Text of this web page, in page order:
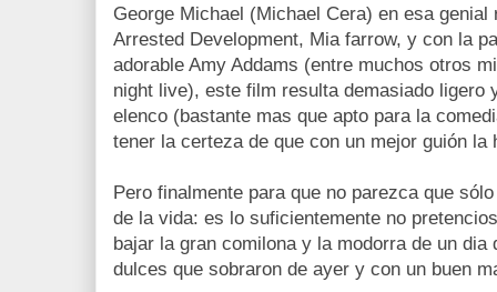
George Michael (Michael Cera) en esa
Arrested Development, Mia farrow, y con la
adorable Amy Addams (entre muchos otros
night live), este film resulta demasiado ligero
elenco (bastante mas que apto para la
tener la certeza de que con un mejor guión
Pero finalmente para que no parezca que
de la vida: es lo suficientemente no
bajar la gran comilona y la modorra de un
dulces que sobraron de ayer y con un buen